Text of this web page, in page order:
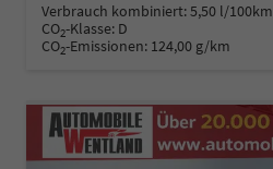
Verbrauch kombiniert:5,50 l/100km
CO2-Klasse: D
CO2-Emissionen: 124,00 g/km